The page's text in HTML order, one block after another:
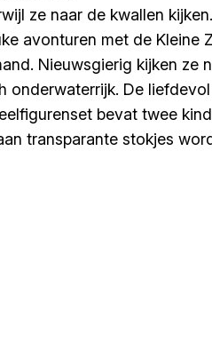
ze naar de kwallen
avonturen met de
Nieuwsgierig kijken
De
bevat twee
transparante stokjes